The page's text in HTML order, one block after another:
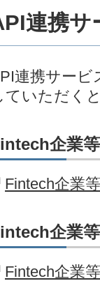
連携サ
連携サービ
ていただく
企業
Fintech企業
企業
Fintech企業